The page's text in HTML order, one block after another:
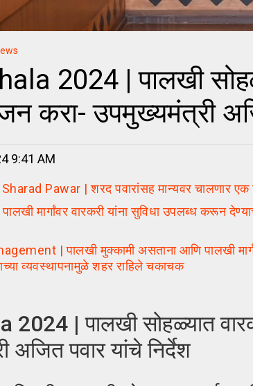
2024 | पालखी
करा- उपमुख्यमंत्री
9:41 AM
Pawar | शरद पवारांसह मान्यवर चालणार एक
मार्गांवर वारकरी यांना सुविधा उपलब्ध करून
| पालखी मुक्कामी असताना आणि पालखी
व्यवस्थापनामुळे शहर राहिले चकाचक
| पालखी सोहळ्यात
अजित पवार यांचे निर्देश